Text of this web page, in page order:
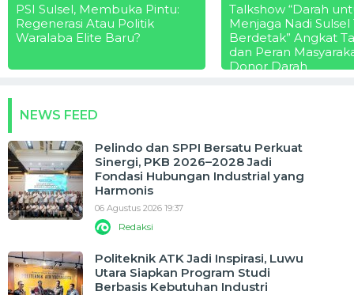
PSI Sulsel, Membuka Pintu:
Regenerasi Atau Politik
Waralaba Elite Baru?
Talkshow “Darah
Menjaga Nadi Sulsel
Berdetak” Angkat
dan Peran
Donor Darah
NEWS FEED
Pelindo dan SPPI Bersatu Perkuat
Sinergi, PKB 2026–2028 Jadi
Fondasi Hubungan Industrial yang
Harmonis
06 Agustus 2026 19:37
Redaksi
Politeknik ATK Jadi Inspirasi, Luwu
Utara Siapkan Program Studi
Berbasis Kebutuhan Industri